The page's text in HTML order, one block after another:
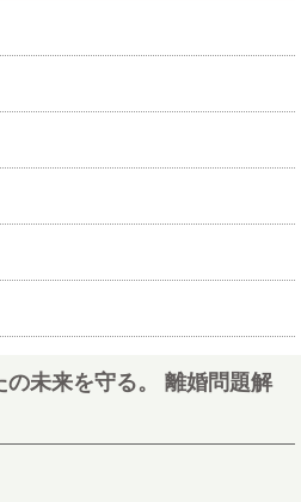
の未来を守る。 離婚問題解